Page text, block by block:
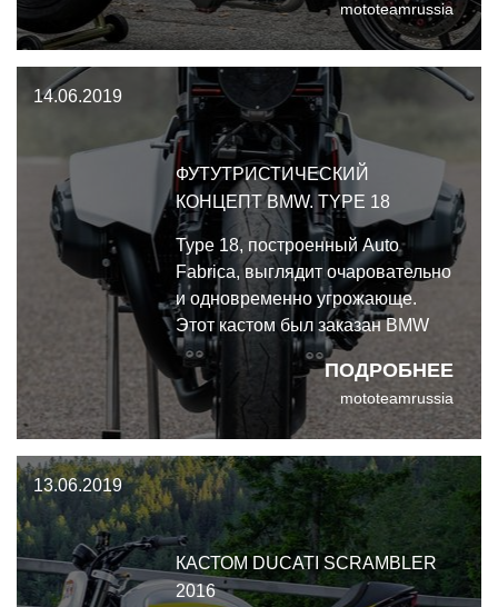
Первая версия этого мотоцикла
дебютировала на соревнованиях
в Пайкс Пик в прошлом году.
mototeamrussia
14.06.2019
ФУТУТРИСТИЧЕСКИЙ
КОНЦЕПТ BMW. TYPE 18
ПОДРОБНЕЕ
Type 18, построенный Auto
Fabrica, выглядит очаровательно
и одновременно угрожающе.
Этот кастом был заказан BMW
Motorrad для ежегодного
мотофестиваля Wheels&Waves в
Биаррице.
mototeamrussia
13.06.2019
КАСТОМ DUCATI SCRAMBLER
2016